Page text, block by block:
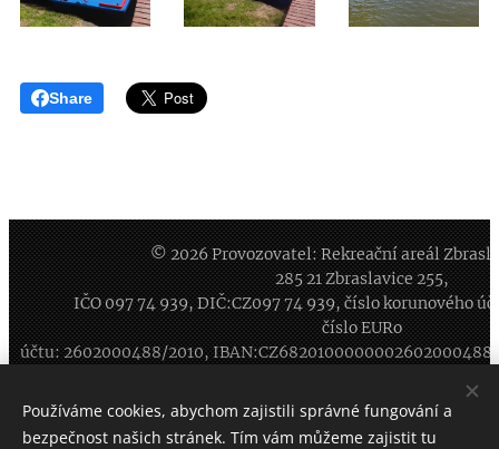
Share
© 2026 Provozovatel: Rekreační areál
285 21 Zbraslavice 255,
IČO097 74 939, DIČ:CZ097 74 939, číslo korunového
číslo EURo
účtu: 2602000488/2010, IBAN:CZ6820100000002602000488,
Rezervace (prac.dny 8-16 hod): 777 123 405, Recepce: 734
259 343, ArealZbraslavice@seznam.cz
Používáme cookies, abychom zajistili správné fungování a
bezpečnost našich stránek. Tím vám můžeme zajistit tu